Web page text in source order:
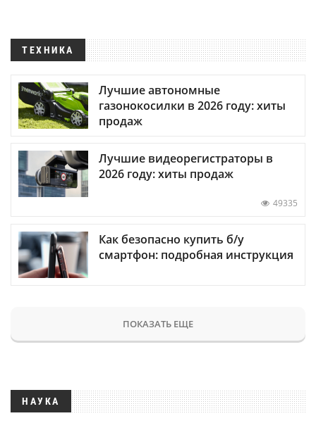
ТЕХНИКА
Лучшие автономные
газонокосилки в 2026 году: хиты
продаж
Лучшие видеорегистраторы в
2026 году: хиты продаж
49335
Как безопасно купить б/у
смартфон: подробная инструкция
ПОКАЗАТЬ ЕЩЕ
НАУКА